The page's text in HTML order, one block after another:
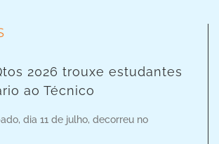
2026 trouxe estudantes
ao Técnico
dia 11 de julho, decorreu no